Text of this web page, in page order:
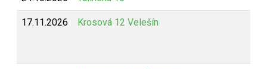
17.11.2026 Krosová 12 Velešín